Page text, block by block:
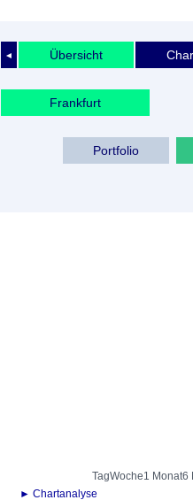
◄ Übersicht
Frankfurt
Portfolio
TagWoche1 Monat6
► Chartanalyse